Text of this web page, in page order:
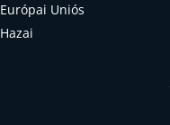
Európai Uniós
Hazai